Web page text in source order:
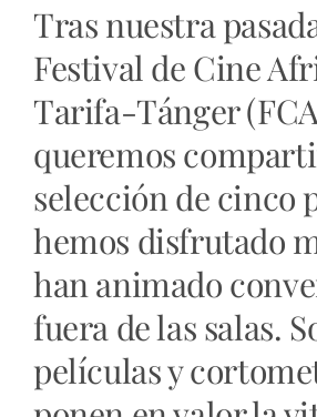
Tras nuestra
Festival de Cine
Tarifa-Tánger
queremos
selección de cinco
hemos disfrutado
han animado
fuera de las salas.
películas y